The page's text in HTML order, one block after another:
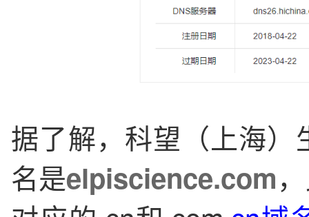
据了解，科望（上海
名是elpiscience.com